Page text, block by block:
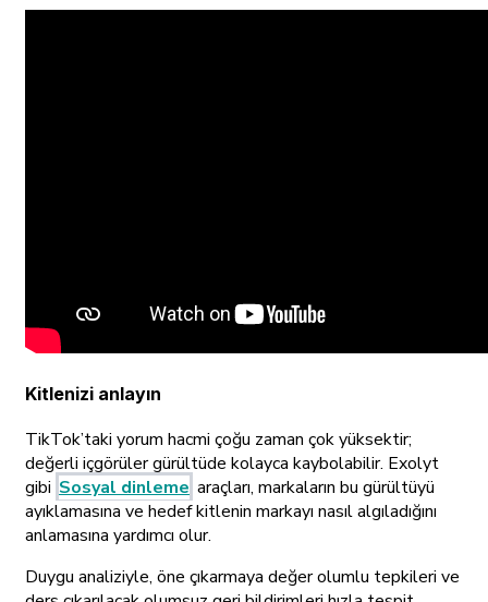
Kitlenizi anlayın
TikTok’taki yorum hacmi çoğu zaman çok yüksektir;
değerli içgörüler gürültüde kolayca kaybolabilir. Exolyt
gibi Sosyal dinleme araçları, markaların bu gürültüyü
ayıklamasına ve hedef kitlenin markayı nasıl algıladığını
anlamasına yardımcı olur.
Duygu analiziyle, öne çıkarmaya değer olumlu tepkileri ve